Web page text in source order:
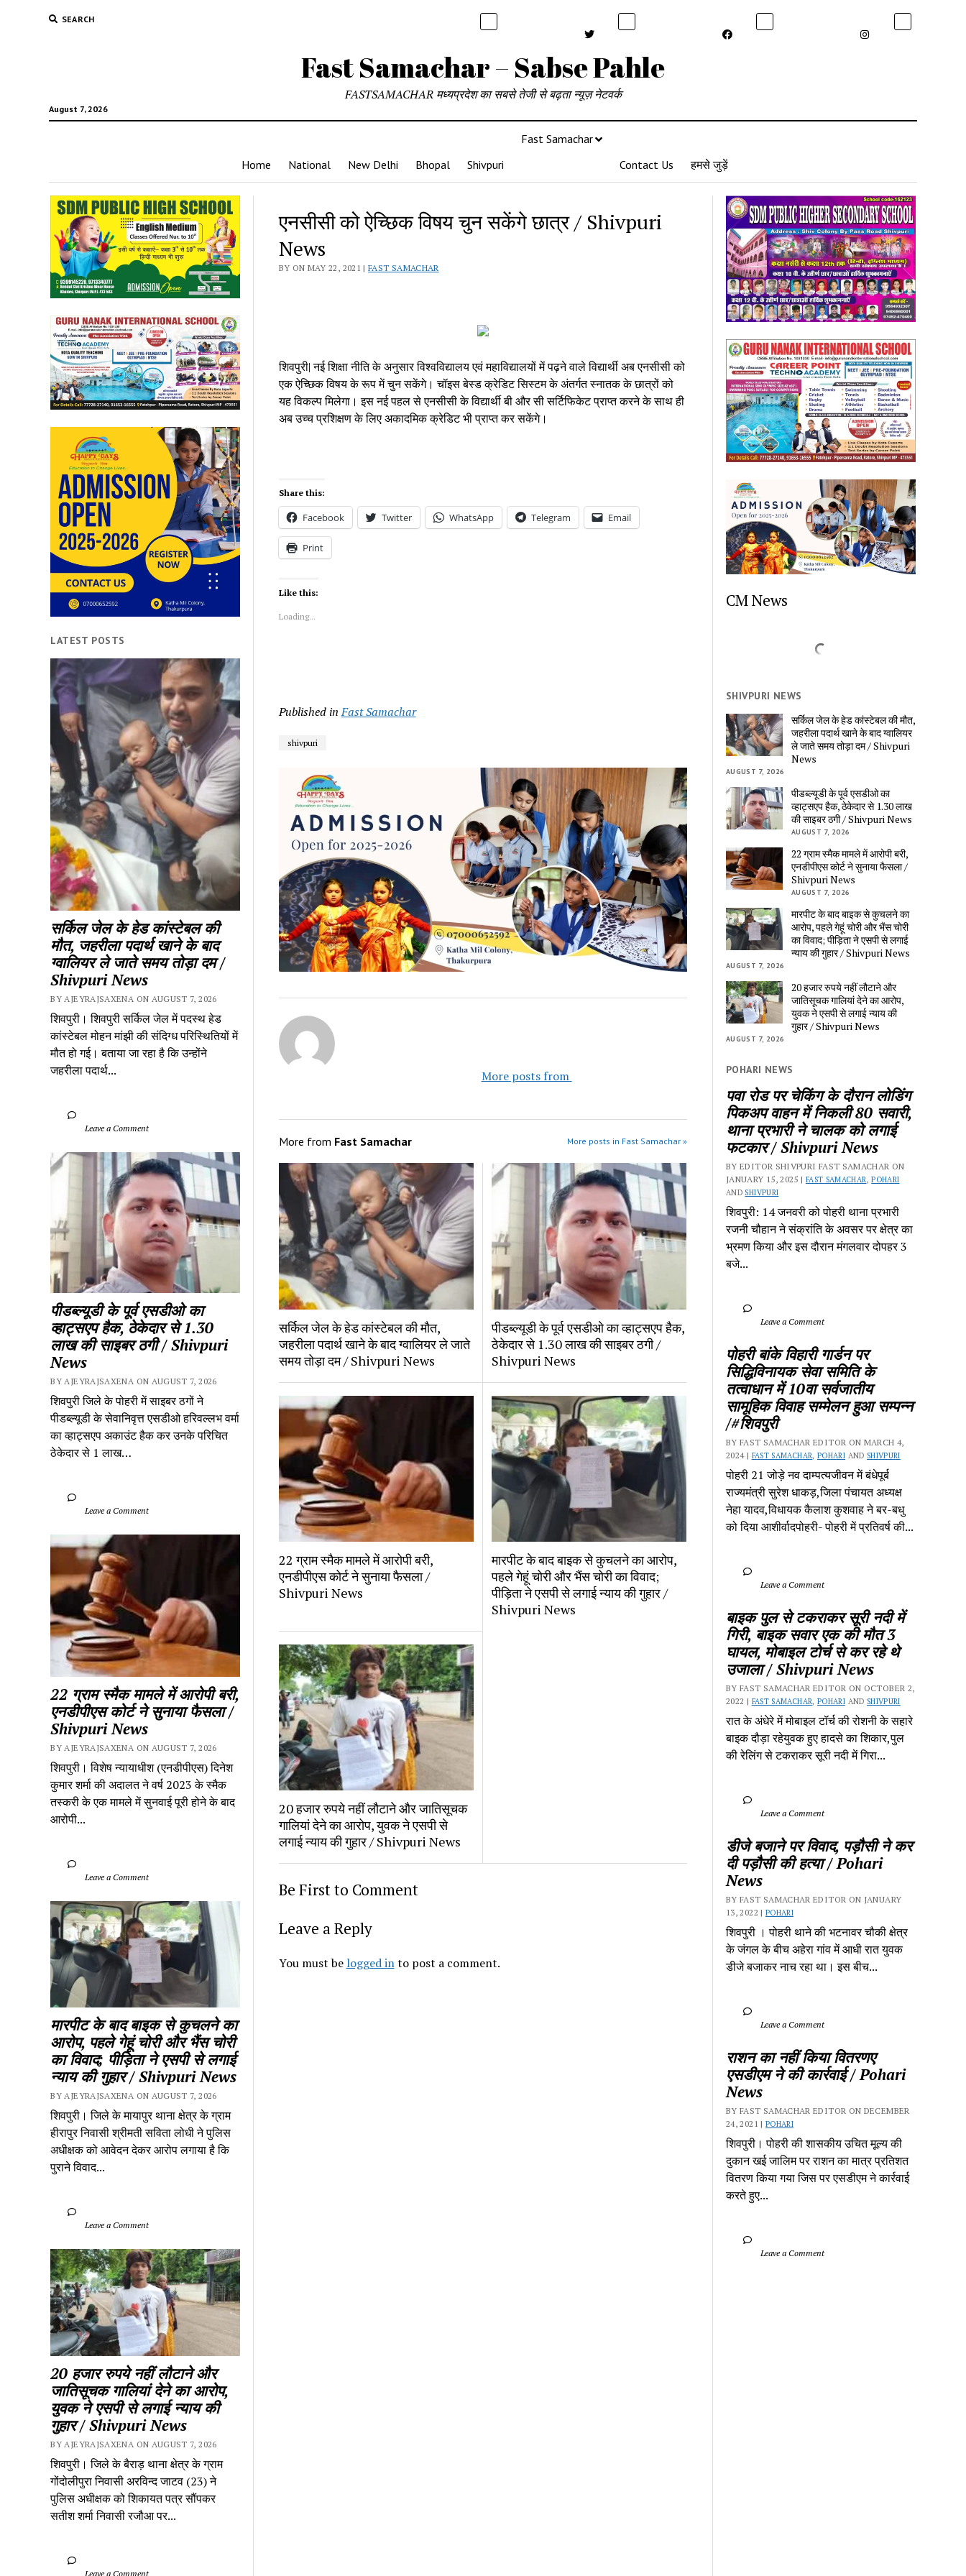
SEARCH
Fast Samachar – Sabse Pahle
August 7, 2026
FASTSAMACHAR मध्यप्रदेश का सबसे तेजी से बढ़ता न्यूज़ नेटवर्क
Home National New Delhi Bhopal Shivpuri
Fast Samachar
Contact Us
हमसे जुड़ें
LATEST POSTS
सर्किल जेल के हेड कांस्टेबल की
मौत, जहरीला पदार्थ खाने के बाद
ग्वालियर ले जाते समय तोड़ा दम /
Shivpuri News
BY AJEYRAJSAXENA ON AUGUST 7, 2026
शिवपुरी। शिवपुरी सर्किल जेल में पदस्थ हेड
कांस्टेबल मोहन मांझी की संदिग्ध परिस्थितियों में
मौत हो गई। बताया जा रहा है कि उन्होंने
जहरीला पदार्थ...
पीडब्ल्यूडी के पूर्व एसडीओ का
व्हाट्सएप हैक, ठेकेदार से 1.30
लाख की साइबर ठगी / Shivpuri
News
BY AJEYRAJSAXENA ON AUGUST 7, 2026
शिवपुरी जिले के पोहरी में साइबर ठगों ने
पीडब्ल्यूडी के सेवानिवृत्त एसडीओ हरिवल्लभ वर्मा
का व्हाट्सएप अकाउंट हैक कर उनके परिचित
ठेकेदार से 1 लाख…
22 ग्राम स्मैक मामले में आरोपी बरी,
एनडीपीएस कोर्ट ने सुनाया फैसला /
Shivpuri News
BY AJEYRAJSAXENA ON AUGUST 7, 2026
शिवपुरी। विशेष न्यायाधीश (एनडीपीएस) दिनेश
कुमार शर्मा की अदालत ने वर्ष 2023 के स्मैक
तस्करी के एक मामले में सुनवाई पूरी होने के बाद
आरोपी...
मारपीट के बाद बाइक से कुचलने का
आरोप, पहले गेहूं चोरी और भैंस चोरी
का विवाद; पीड़िता ने एसपी से लगाई
न्याय की गुहार / Shivpuri News
BY AJEYRAJSAXENA ON AUGUST 7, 2026
शिवपुरी। जिले के मायापुर थाना क्षेत्र के ग्राम
हीरापुर निवासी श्रीमती सविता लोधी ने पुलिस
अधीक्षक को आवेदन देकर आरोप लगाया है कि
पुराने विवाद...
20 हजार रुपये नहीं लौटाने और
जातिसूचक गालियां देने का आरोप,
युवक ने एसपी से लगाई न्याय की
गुहार / Shivpuri News
BY AJEYRAJSAXENA ON AUGUST 7, 2026
शिवपुरी। जिले के बैराड़ थाना क्षेत्र के ग्राम
गोंदोलीपुरा निवासी अरविन्द जाटव (23) ने
पुलिस अधीक्षक को शिकायत पत्र सौंपकर
सतीश शर्मा निवासी रजौआ पर...
एनसीसी को ऐच्छिक विषय चुन सकेंगे छात्र / Shivpuri
News
BY ON MAY 22, 2021 |FAST SAMACHAR
शिवपुरी| नई शिक्षा नीति के अनुसार विश्वविद्यालय एवं महाविद्यालयों में पढ़ने वाले विद्यार्थी अब एनसीसी को
एक ऐच्छिक विषय के रूप में चुन सकेंगे। चॉइस बेस्ड क्रेडिट सिस्टम के अंतर्गत स्नातक के छात्रों को
यह विकल्प मिलेगा। इस नई पहल से एनसीसी के विद्यार्थी बी और सी सर्टिफिकेट प्राप्त करने के साथ ही
अब उच्च प्रशिक्षण के लिए अकादमिक क्रेडिट भी प्राप्त कर सकेंगे।
Share this:
Facebook Twitter WhatsApp Telegram Email
Print
Like this:
Loading...
Published in Fast Samachar
shivpuri
More from Fast Samachar More posts in Fast Samachar »
सर्किल जेल के हेड कांस्टेबल की मौत,
जहरीला पदार्थ खाने के बाद ग्वालियर ले जाते
समय तोड़ा दम / Shivpuri News
पीडब्ल्यूडी के पूर्व एसडीओ का व्हाट्सएप हैक,
ठेकेदार से 1.30 लाख की साइबर ठगी /
Shivpuri News
22 ग्राम स्मैक मामले में आरोपी बरी,
एनडीपीएस कोर्ट ने सुनाया फैसला /
Shivpuri News
मारपीट के बाद बाइक से कुचलने का आरोप,
पहले गेहूं चोरी और भैंस चोरी का विवाद;
पीड़िता ने एसपी से लगाई न्याय की गुहार /
Shivpuri News
20 हजार रुपये नहीं लौटाने और जातिसूचक
गालियां देने का आरोप, युवक ने एसपी से
लगाई न्याय की गुहार / Shivpuri News
Be First to Comment
Leave a Reply
You must be logged in to post a comment.
CM News
SHIVPURI NEWS
सर्किल जेल के हेड कांस्टेबल की मौत,
जहरीला पदार्थ खाने के बाद ग्वालियर
ले जाते समय तोड़ा दम / Shivpuri
News
AUGUST 7, 2026
पीडब्ल्यूडी के पूर्व एसडीओ का
व्हाट्सएप हैक, ठेकेदार से 1.30 लाख
की साइबर ठगी / Shivpuri News
AUGUST 7, 2026
22 ग्राम स्मैक मामले में आरोपी बरी,
एनडीपीएस कोर्ट ने सुनाया फैसला /
Shivpuri News
AUGUST 7, 2026
मारपीट के बाद बाइक से कुचलने का
आरोप, पहले गेहूं चोरी और भैंस चोरी
का विवाद; पीड़िता ने एसपी से लगाई
न्याय की गुहार / Shivpuri News
AUGUST 7, 2026
20 हजार रुपये नहीं लौटाने और
जातिसूचक गालियां देने का आरोप,
युवक ने एसपी से लगाई न्याय की
गुहार / Shivpuri News
AUGUST 7, 2026
POHARI NEWS
पवा रोड पर चेकिंग के दौरान लोडिंग
पिकअप वाहन में निकली 80 सवारी,
थाना प्रभारी ने चालक को लगाई
फटकार / Shivpuri News
BY EDITOR SHIVPURI FAST SAMACHAR ON
JANUARY 15, 2025 | FAST SAMACHAR, POHARI
AND SHIVPURI
शिवपुरी: 14 जनवरी को पोहरी थाना प्रभारी
रजनी चौहान ने संक्रांति के अवसर पर क्षेत्र का
भ्रमण किया और इस दौरान मंगलवार दोपहर 3
बजे...
पोहरी बांके विहारी गार्डन पर
सिद्धिविनायक सेवा समिति के
तत्वाधान में 10वा सर्वजातीय
सामूहिक विवाह सम्मेलन हुआ सम्पन्न
/#शिवपुरी
BY FAST SAMACHAR EDITOR ON MARCH 4,
2024 | FAST SAMACHAR, POHARI AND SHIVPURI
पोहरी 21 जोड़े नव दाम्पत्यजीवन में बंधेपूर्ब
राज्यमंत्री सुरेश धाकड़,जिला पंचायत अध्यक्ष
नेहा यादव,विधायक कैलाश कुशवाह ने बर-बधु
को दिया आशीर्वादपोहरी- पोहरी में प्रतिवर्ष की...
बाइक पुल से टकराकर सूरी नदी में
गिरी, बाइक सवार एक की मौत 3
घायल, मोबाइल टोर्च से कर रहे थे
उजाला / Shivpuri News
BY FAST SAMACHAR EDITOR ON OCTOBER 2,
2022 | FAST SAMACHAR, POHARI AND SHIVPURI
रात के अंधेरे में मोबाइल टॉर्च की रोशनी के सहारे
बाइक दौड़ा रहेयुवक हुए हादसे का शिकार,पुल
की रेलिंग से टकराकर सूरी नदी में गिरा...
डीजे बजाने पर विवाद, पड़ौसी ने कर
दी पड़ौसी की हत्या / Pohari
News
BY FAST SAMACHAR EDITOR ON JANUARY
13, 2022 | POHARI
शिवपुरी‎ । पोहरी थाने की भटनावर चौकी क्षेत्र‎
के जंगल के बीच अहेरा गांव में‎ आधी रात युवक
डीजे बजाकर‎ नाच रहा था। इस बीच...
राशन का नहीं किया वितरणए
एसडीएम ने की कार्रवाई / Pohari
News
BY FAST SAMACHAR EDITOR ON DECEMBER
24, 2021 | POHARI
शिवपुरी। पोहरी की शासकीय उचित मूल्य की
दुकान खई जालिम पर राशन का मात्र प्रतिशत
वितरण किया गया जिस पर एसडीएम ने कार्रवाई
करते हुए...